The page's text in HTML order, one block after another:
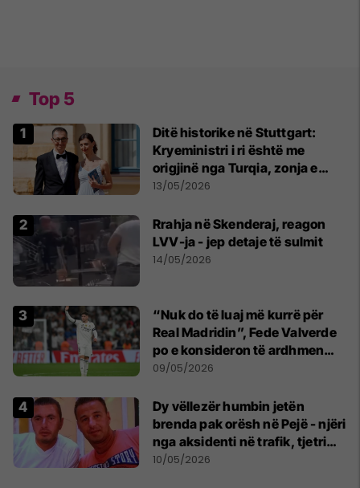
Top 5
Ditë historike në Stuttgart:
Kryeministri i ri është me
origjinë nga Turqia, zonja e
parë një shqiptare nga
13/05/2026
Rrahja në Skenderaj, reagon
LVV-ja - jep detaje të sulmit
14/05/2026
“Nuk do të luaj më kurrë për
Real Madridin”, Fede Valverde
po e konsideron të ardhmen
pas sherrit me Tchouamenin
09/05/2026
Dy vëllezër humbin jetën
brenda pak orësh në Pejë - njëri
nga aksidenti në trafik, tjetri
nga sëmundja
10/05/2026